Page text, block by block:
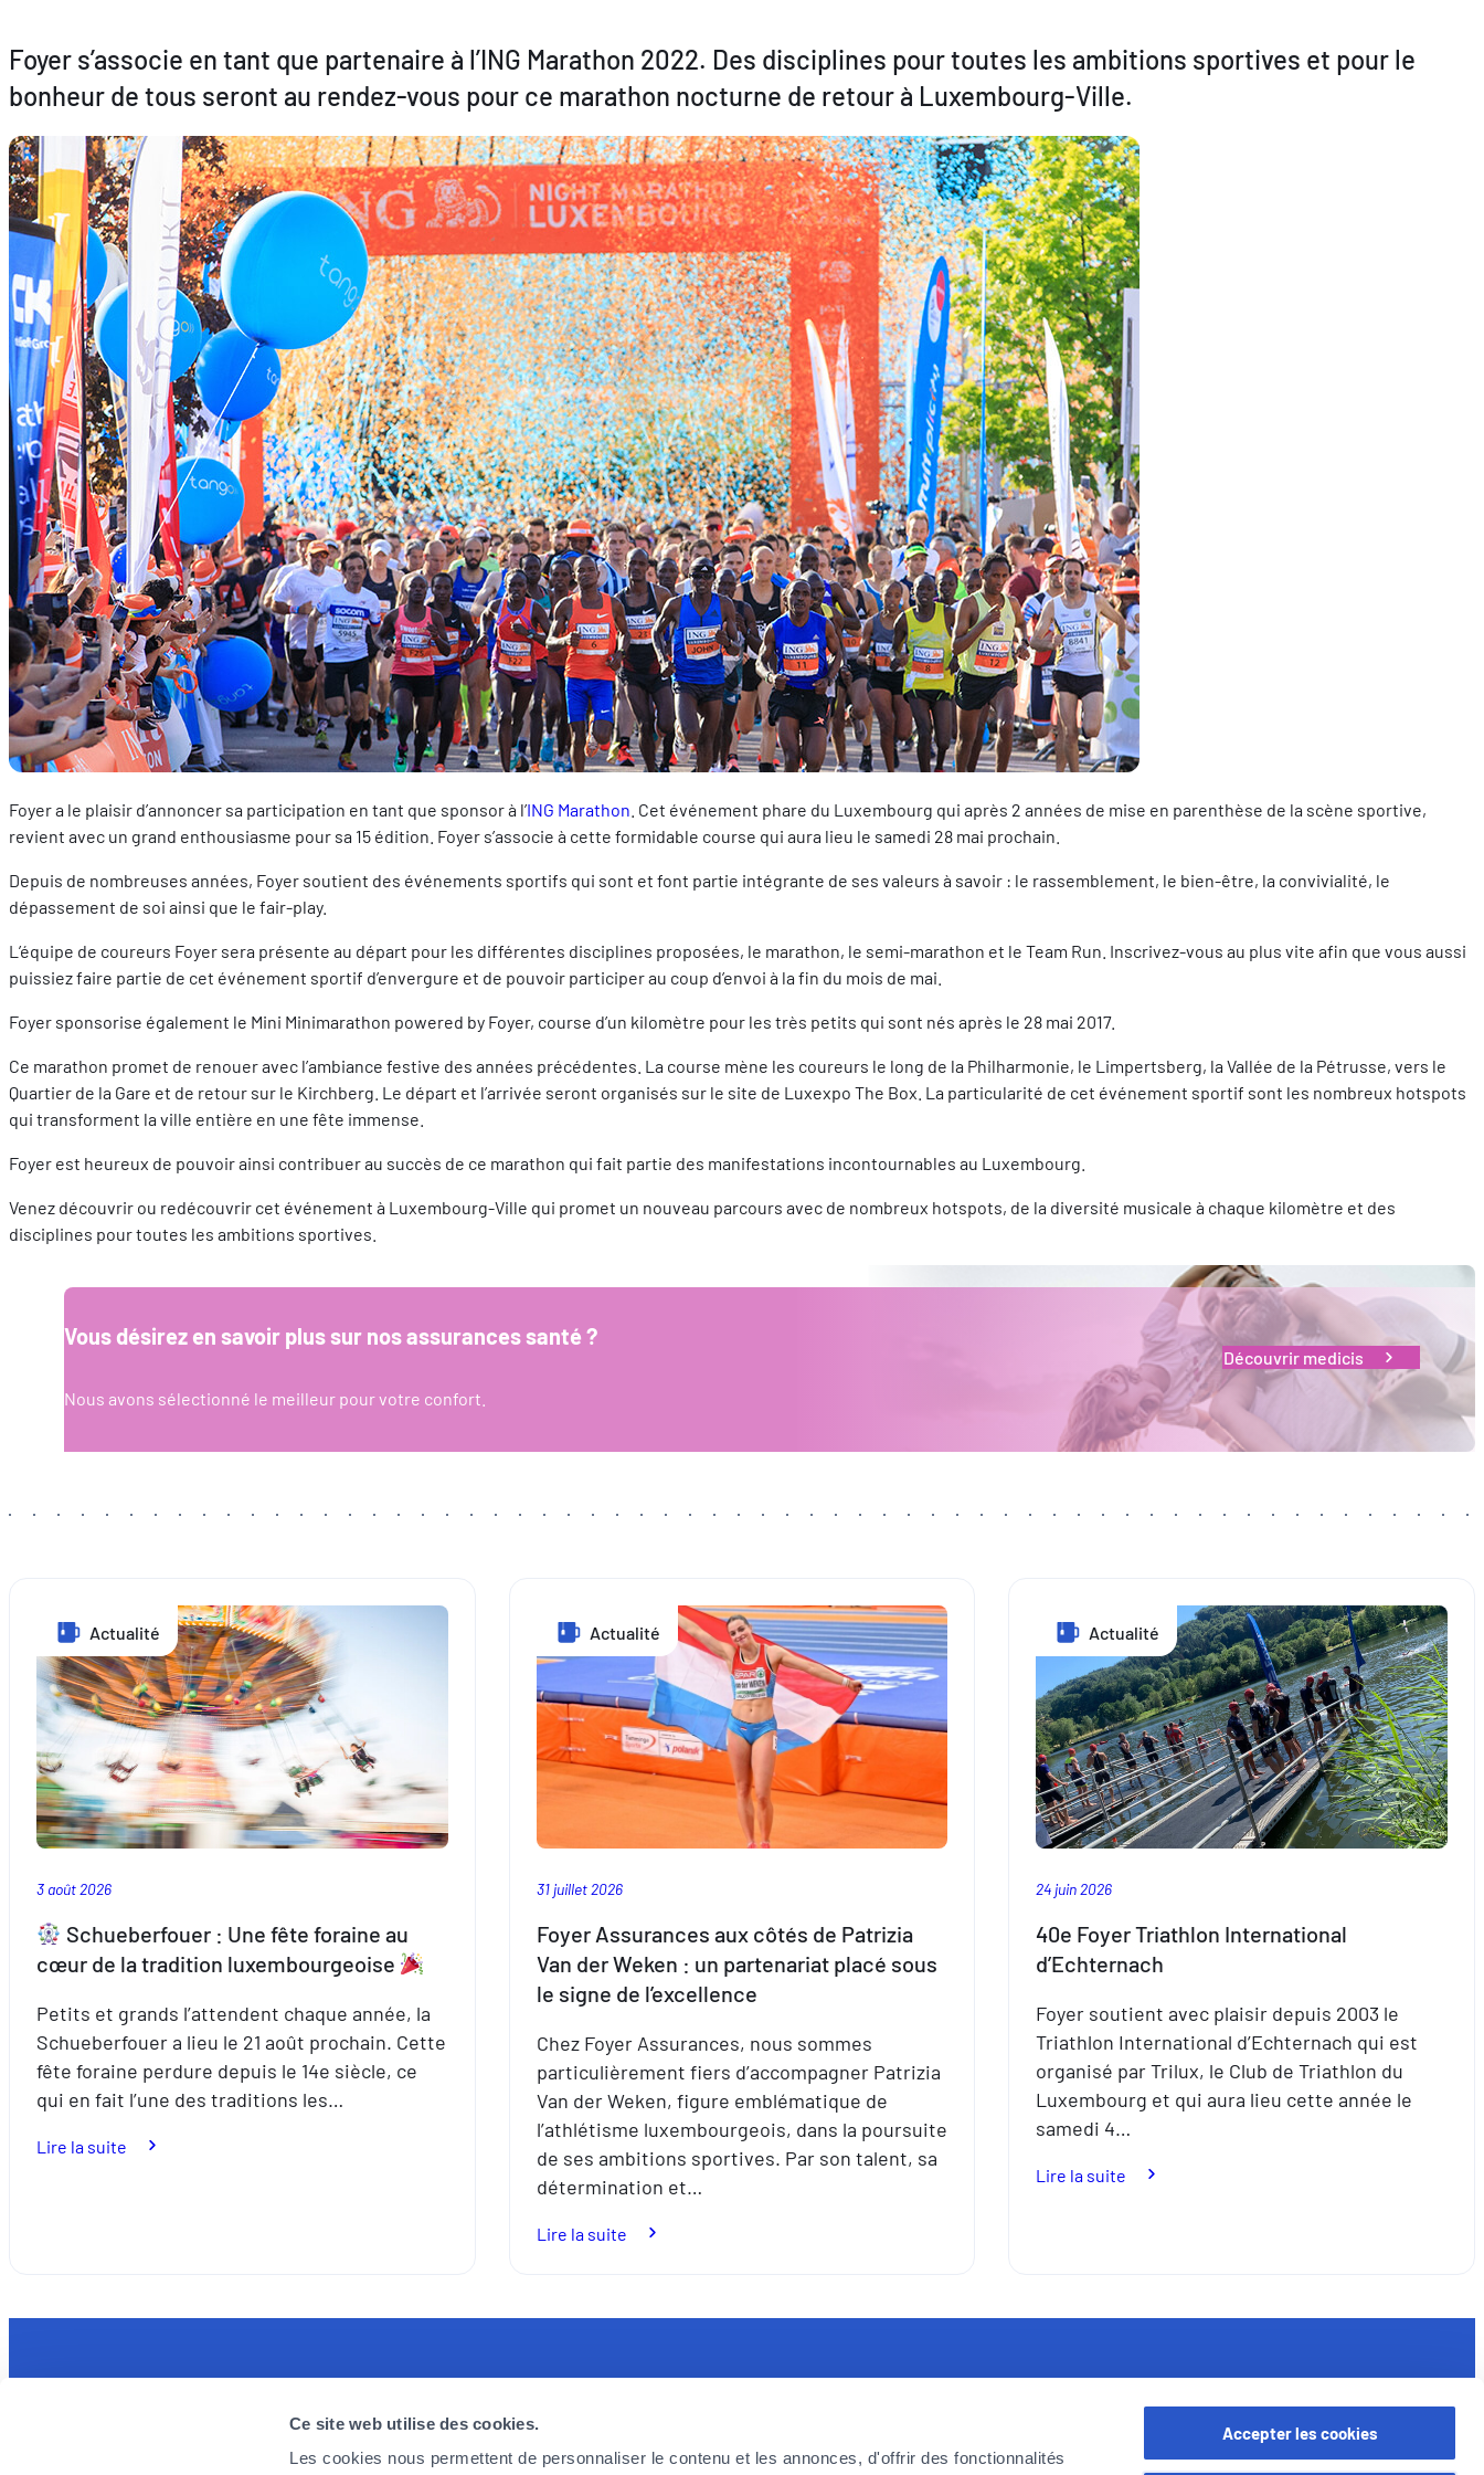
Ce site web utilise des cookies.
Les cookies nous permettent de personnaliser le contenu et les annonces, d'offrir des fonctionnalités
Accepter les cookies
Foyer s’associe en tant que partenaire à l’ING Marathon 2022. Des disciplines pour toutes les ambitions sportives et pour le
bonheur de tous seront au rendez-vous pour ce marathon nocturne de retour à Luxembourg-Ville.
Foyer a le plaisir d’annoncer sa participation en tant que sponsor à l’ING Marathon . Cet événement phare du Luxembourg qui après 2 années de mise en parenthèse de la scène sportive,
revient avec un grand enthousiasme pour sa 15 édition. Foyer s’associe à cette formidable course qui aura lieu le samedi 28 mai prochain.
Depuis de nombreuses années, Foyer soutient des événements sportifs qui sont et font partie intégrante de ses valeurs à savoir : le rassemblement, le bien-être, la convivialité, le
dépassement de soi ainsi que le fair-play.
L’équipe de coureurs Foyer sera présente au départ pour les différentes disciplines proposées, le marathon, le semi-marathon et le Team Run. Inscrivez-vous au plus vite afin que vous aussi
puissiez faire partie de cet événement sportif d’envergure et de pouvoir participer au coup d’envoi à la fin du mois de mai.
Foyer sponsorise également le Mini Minimarathon powered by Foyer, course d’un kilomètre pour les très petits qui sont nés après le 28 mai 2017.
Ce marathon promet de renouer avec l’ambiance festive des années précédentes. La course mène les coureurs le long de la Philharmonie, le Limpertsberg, la Vallée de la Pétrusse, vers le
Quartier de la Gare et de retour sur le Kirchberg. Le départ et l’arrivée seront organisés sur le site de Luxexpo The Box. La particularité de cet événement sportif sont les nombreux hotspots
qui transforment la ville entière en une fête immense.
Foyer est heureux de pouvoir ainsi contribuer au succès de ce marathon qui fait partie des manifestations incontournables au Luxembourg.
Venez découvrir ou redécouvrir cet événement à Luxembourg-Ville qui promet un nouveau parcours avec de nombreux hotspots, de la diversité musicale à chaque kilomètre et des
disciplines pour toutes les ambitions sportives.
Vous désirez en savoir plus sur nos assurances santé ?
Nous avons sélectionné le meilleur pour votre confort.
Découvrir medicis
Actualité
3 août 2026
Schueberfouer : Une fête foraine au
cœur de la tradition luxembourgeoise
Petits et grands l’attendent chaque année, la
Schueberfouer a lieu le 21 août prochain. Cette
fête foraine perdure depuis le 14e siècle, ce
qui en fait l’une des traditions les…
Lire la suite
de
Actualité
31 juillet 2026
Foyer Assurances aux côtés de Patrizia
Van der Weken : un partenariat placé sous
le signe de l’excellence
Chez Foyer Assurances, nous sommes
particulièrement fiers d’accompagner Patrizia
Van der Weken, figure emblématique de
l’athlétisme luxembourgeois, dans la poursuite
de ses ambitions sportives. Par son talent, sa
détermination et…
Lire la suite:
Weken
Actualité
24 juin 2026
40e Foyer Triathlon International
d’Echternach
Foyer soutient avec plaisir depuis 2003 le
Triathlon International d’Echternach qui est
organisé par Trilux, le Club de Triathlon du
Luxembourg et qui aura lieu cette année le
samedi 4…
Lire la suite
Découvrez l'application MyFoyer app
Simple et intuitive elle facilitera vos
démarches pour vos remboursements santé.
Foyer recrute
Nous recherchons des collaborateurs
engagés, performants et enthousiastes,
Foyer Assurances
L-3372 Leudelange
Liens utiles
Foyer en Belgique